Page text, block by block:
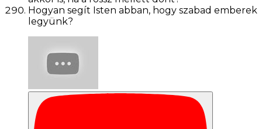
Hogyan segít Isten abban, hogy szabad emberek
legyünk?